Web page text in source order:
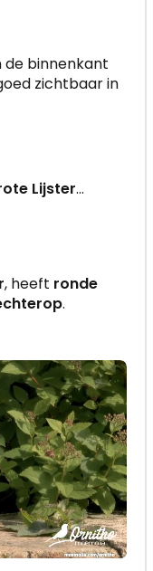
de binnenkant
zichtbaar in
Lijster...
, heeft ronde
.